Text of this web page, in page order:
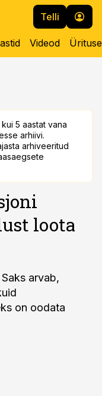
Telli
Videod
5 aastat vana
arhiivi.
arhiveeritud
loota
arvab,
on oodata